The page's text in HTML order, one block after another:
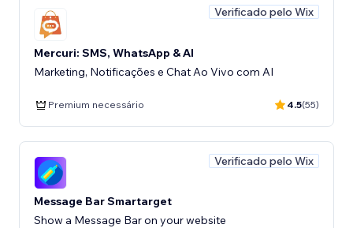
Verificado pelo Wix
Mercuri: SMS, WhatsApp & AI
Marketing, Notificações e Chat Ao Vivo com AI
Premium necessário 4.5(55)
Verificado pelo Wix
Message Bar Smartarget
Show a Message Bar on your website